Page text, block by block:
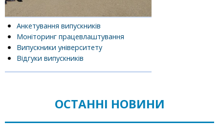
Анкетування випускників
Моніторинг працевлаштування
Випускники університету
Відгуки випускників
ОСТАННІ НОВИНИ